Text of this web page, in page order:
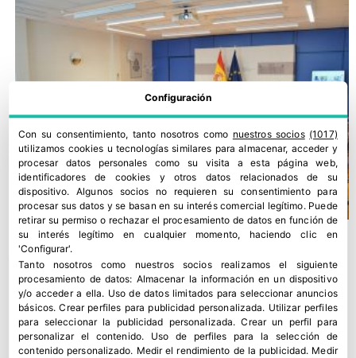
Configuración
Con su consentimiento, tanto nosotros como nuestros socios (1017)
utilizamos cookies u tecnologías similares para almacenar, acceder y
procesar datos personales como su visita a esta página web,
identificadores de cookies y otros datos relacionados de su
dispositivo. Algunos socios no requieren su consentimiento para
procesar sus datos y se basan en su interés comercial legítimo. Puede
retirar su permiso o rechazar el procesamiento de datos en función de
su interés legítimo en cualquier momento, haciendo clic en
'Configurar'.
Tanto nosotros como nuestros socios realizamos el siguiente
procesamiento de datos: Almacenar la información en un dispositivo
y/o acceder a ella. Uso de datos limitados para seleccionar anuncios
básicos.Crear perfiles para publicidad personalizada. Utilizar perfiles
para seleccionar la publicidad personalizada.Crear un perfil para
personalizar el contenido. Uso de perfiles para la selección de
contenido personalizado. Medir el rendimiento de la publicidad. Medir